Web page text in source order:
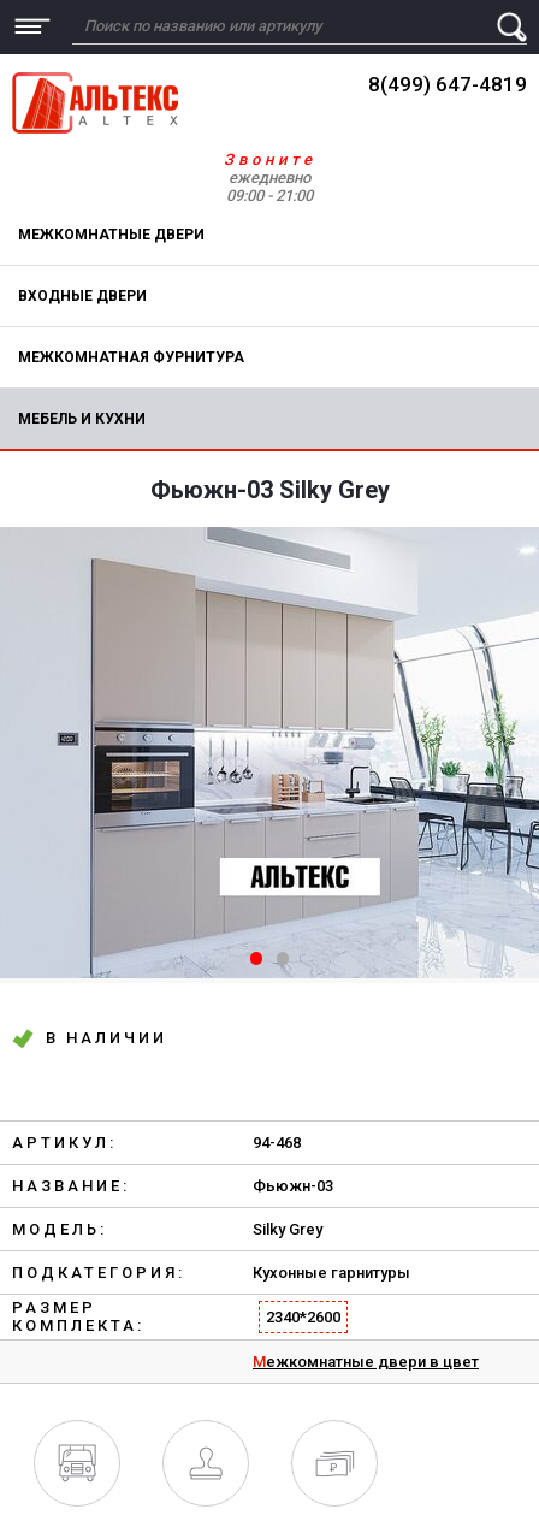
8(499) 647-4819
Звоните
ежедневно
09:00 - 21:00
МЕЖКОМНАТНЫЕ ДВЕРИ
ВХОДНЫЕ ДВЕРИ
МЕЖКОМНАТНАЯ ФУРНИТУРА
МЕБЕЛЬ И КУХНИ
Фьюжн-03 Silky Grey
В НАЛИЧИИ
АРТИКУЛ: 94-468
НАЗВАНИЕ: Фьюжн-03
МОДЕЛЬ: Silky Grey
ПОДКАТЕГОРИЯ:
Кухонные гарнитуры
РАЗМЕР
КОМПЛЕКТА:
2340*2600
Межкомнатные двери в цвет